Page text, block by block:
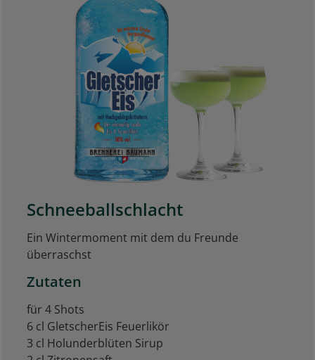
Schneeballschlacht
Ein Wintermoment mit dem du Freunde
überraschst
Zutaten
für 4 Shots
6 cl GletscherEis Feuerlikör
3 cl Holunderblüten Sirup